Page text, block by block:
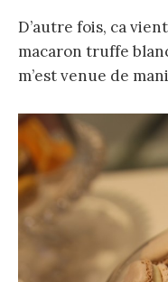
D’autre fois, ca
macaron truffe
m’est venue de